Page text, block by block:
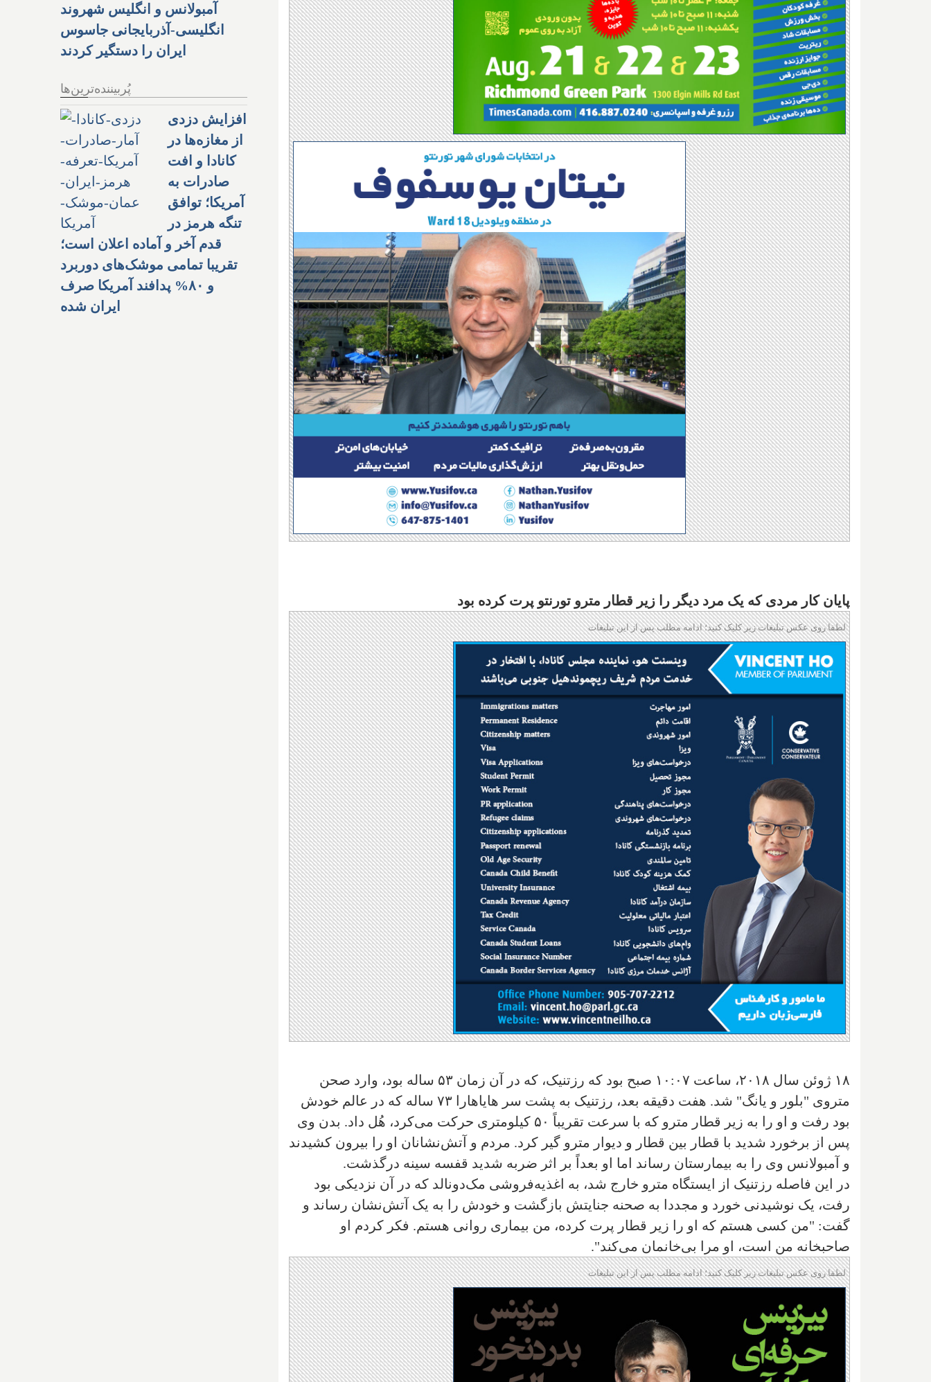
پایان کار مردی که یک مرد دیگر را زیر قطار مترو تورنتو پرت کرده بود
لطفا روی عکس تبلیغات زیر کلیک کنید؛ ادامه مطلب پس از این تبلیغات
۱۸ ژوئن سال ۲۰۱۸، ساعت ۱۰:۰۷ صبح بود که رزتنیک، که در آن زمان ۵۳ ساله بود، وارد صحن
متروی "بلور و ‌یانگ" شد. هفت دقیقه بعد، رزتنیک به پشت سر هایاهارا ۷۳ ساله که در عالم خودش
بود رفت و او را به زیر قطار مترو که با سرعت تقریباً ۵۰ کیلومتری حرکت می‌کرد، هُل داد. بدن وی
پس از برخورد شدید با قطار بین قطار و دیوار مترو گیر کرد. مردم و آتش‌نشانان او را بیرون کشیدند
و آمبولانس وی را به بیمارستان رساند اما او بعداً بر اثر ضربه شدید قفسه سینه درگذشت.
در این فاصله رزتنیک از ایستگاه مترو خارج شد، به اغذیه‌فروشی مک‌دونالد که در آن نزدیکی بود
رفت، یک نوشیدنی خورد و مجددا به صحنه جنایتش بازگشت و خودش را به یک آتش‌نشان رساند و
گفت: "من کسی هستم که او را زیر قطار پرت کرده، من بیماری روانی هستم. فکر کردم او
صاحبخانه من است، او مرا بی‌خانمان می‌کند".
لطفا روی عکس تبلیغات زیر کلیک کنید؛ ادامه مطلب پس از این تبلیغات
آمبولانس و انگلیس شهروند
انگلیسی-آذربایجانی جاسوس
ایران را دستگیر کردند
پُربیننده‌ترین‌ها
افزایش دزدی
از مغازه‌ها در
کانادا و افت
صادرات به
آمریکا؛ توافق
تنگه هرمز در
قدم آخر و آماده اعلان است؛
تقریبا تمامی موشک‌های دوربرد
و ۸۰% پدافند آمریکا صرف
ایران شده